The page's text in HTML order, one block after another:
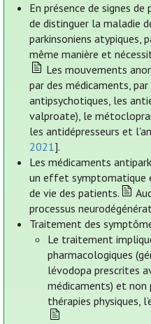
En présence de signes
de distinguer la maladie
parkinsoniens atypiques,
même manière et
Les mouvements
par des médicaments,
antipsychotiques, les
valproate), le
les antidépresseurs et
2021].
Les médicaments
un effet symptomatique
de vie des patients.
processus
Traitement des
Le traitement
pharmacologiques
lévodopa prescrites
médicaments) et non
thérapies physiques,